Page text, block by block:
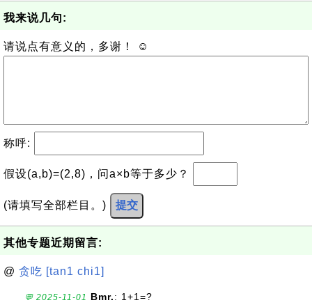
我来说几句:
请说点有意义的，多谢！ ☺
称呼:
假设(a,b)=(2,8)，问a×b等于多少？
(请填写全部栏目。) 提交
其他专题近期留言:
@ 贪吃 [tan1 chi1]
💬 2025-11-01 Bmr.: 1+1=?